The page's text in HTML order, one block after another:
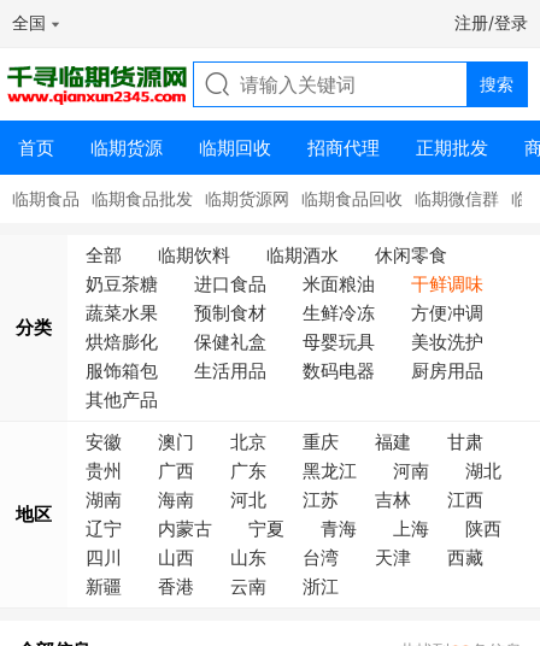
全国 注册/登录
首页 临期货源 临期回收 招商代理 正期批发
临期食品 临期食品批发 临期货源网 临期食品回收 临期微信群 临
分类
全部 临期饮料 临期酒水
休闲零食
奶豆茶糖
进口食品 米面粮油
干鲜调味
蔬菜水果
预制食材 生鲜冷冻
方便冲调
烘焙膨化
保健礼盒 母婴玩具
美妆洗护
服饰箱包
生活用品 数码电器
厨房用品
其他产品
地区
安徽 澳门 北京 重庆 福建
甘肃
贵州
广西 广东 黑龙江 河南
湖北
湖南
海南 河北 江苏 吉林
江西
辽宁
内蒙古 宁夏 青海 上海
陕西
四川
山西 山东 台湾 天津
西藏
新疆
香港 云南 浙江